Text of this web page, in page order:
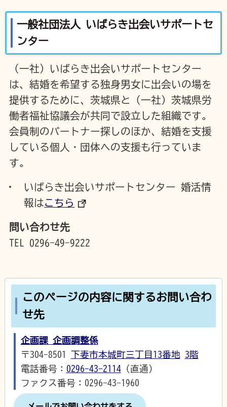
一般社団法人 いばらき出会いサポートセ
ンター
（一社）いばらき出会いサポートセンター
は、結婚を希望する独身男女に出会いの場を
提供するために、茨城県と（一社）茨城県労
働者福祉協議会が共同で設立した組織です。
会員制のパートナー探しのほか、結婚を支援
している個人・団体への支援も行っていま
す。
いばらき出会いサポートセンター 婚活情
報はこちら
問い合わせ先
TEL 0296-49-9222
このページの内容に関するお問い合わ
せ先
企画課 企画調整係
〒304-8501 下妻市本城町三丁目13番地 3階
電話番号： 0296-43-2114（直通）
ファクス番号：0296-43-1960